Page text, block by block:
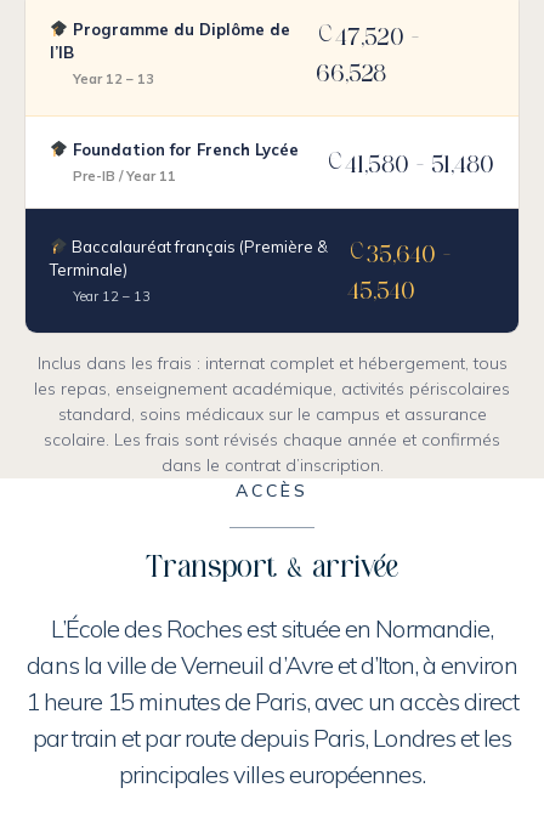
Programme du Diplôme de
l’IB
Year 12 – 13
€47,520 -
66,528
Foundation for French Lycée
Pre-IB / Year 11
€41,580 - 51,480
Baccalauréat français (Première &
Terminale)
Year 12 – 13
€35,640 -
45,540
Inclus dans les frais : internat complet et hébergement, tous
les repas, enseignement académique, activités périscolaires
standard, soins médicaux sur le campus et assurance
scolaire. Les frais sont révisés chaque année et confirmés
dans le contrat d’inscription.
ACCÈS
Transport & arrivée
L’École des Roches est située en Normandie,
dans la ville de Verneuil d’Avre et d’Iton, à environ
1 heure 15 minutes de Paris, avec un accès direct
par train et par route depuis Paris, Londres et les
principales villes européennes.